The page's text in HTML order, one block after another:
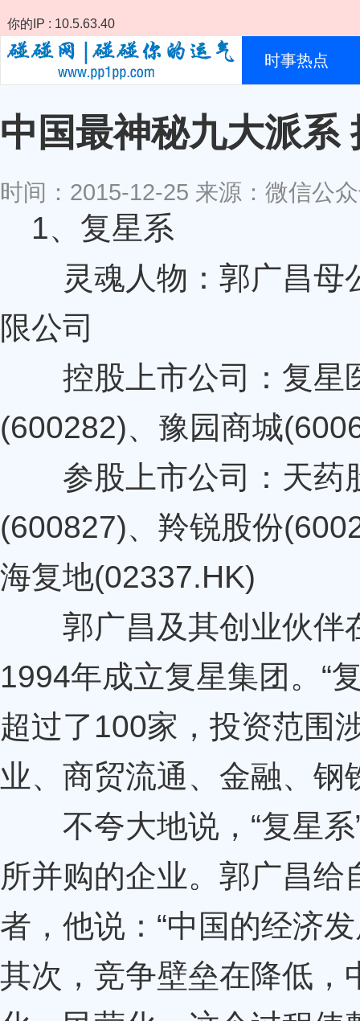
你的IP : 10.5.63.40
时事热点
中国最神秘九大派系
时间：2015-12-25 来源：微信公
1、复星系
灵魂人物：郭广昌母
限公司
控股上市公司：复星
(600282)、豫园商城
参股上市公司：天药
(600827)、羚锐股份
海复地(02337.HK)
郭广昌及其创业伙伴
1994年成立复星集团。“
超过了100家，投资范围
业、商贸流通、金融、
不夸大地说，“复星系
所并购的企业。郭广昌
者，他说：“中国的经济
其次，竞争壁垒在降低，